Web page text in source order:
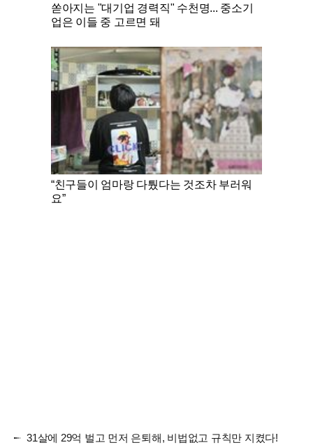
쏟아지는 "대기업 경력직" 수천명... 중소기
업은 이들 중 고르면 돼
“친구들이 엄마랑 다퉜다는 것조차 부러워
요”
31살에 29억 벌고 먼저 은퇴해, 비법없고 규칙만 지켰다!